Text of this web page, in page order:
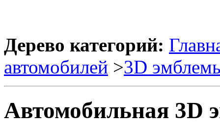
Дерево категорий:
автомобилей >3D
Автомобильная 3D